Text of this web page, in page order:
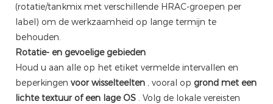
(rotatie/tankmix met verschillende HRAC-groepen per
label) om de werkzaamheid op lange termijn te
behouden.
Rotatie- en gevoelige gebieden
Houd u aan alle op het etiket vermelde intervallen en
beperkingen voor wisselteelten , vooral op grond met een
lichte textuur of een lage OS . Volg de lokale vereisten